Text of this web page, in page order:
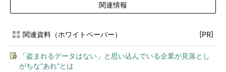
関連情報
関連資料（ホワイトペーパー） [PR]
「盗まれるデータはない」と思い込んでいる企業が見落とし
がちな“あれ”とは